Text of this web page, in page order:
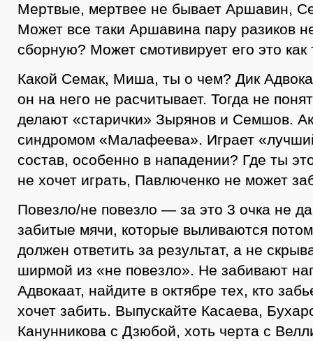
Мертвые, мертвее не бывает Аршавин,
Может все таки Аршавина пару разиков
сборную? Может смотивирует его это как
Какой Семак, Миша, ты о чем? Дик
он на него не расчитывает. Тогда не
делают «старички» Зырянов и Семшов.
синдромом «Малафеева». Играет
состав, особенно в нападении? Где ты
не хочет играть, Павлюченко не может
Повезло/не повезло — за это 3 очка не
забитые мячи, которые выливаются
должен ответить за результат, а не
ширмой из «не повезло». Не забивают
Адвокаат, найдите в октябре тех, кто
хочет забить. Выпускайте Касаева,
Канунникова с Дзюбой, хоть черта с